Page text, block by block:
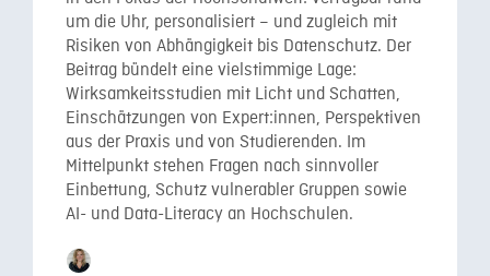
um die Uhr, personalisiert – und zugleich mit
Risiken von Abhängigkeit bis Datenschutz. Der
Beitrag bündelt eine vielstimmige Lage:
Wirksamkeitsstudien mit Licht und Schatten,
Einschätzungen von Expert:innen, Perspektiven
aus der Praxis und von Studierenden. Im
Mittelpunkt stehen Fragen nach sinnvoller
Einbettung, Schutz vulnerabler Gruppen sowie
AI- und Data-Literacy an Hochschulen.